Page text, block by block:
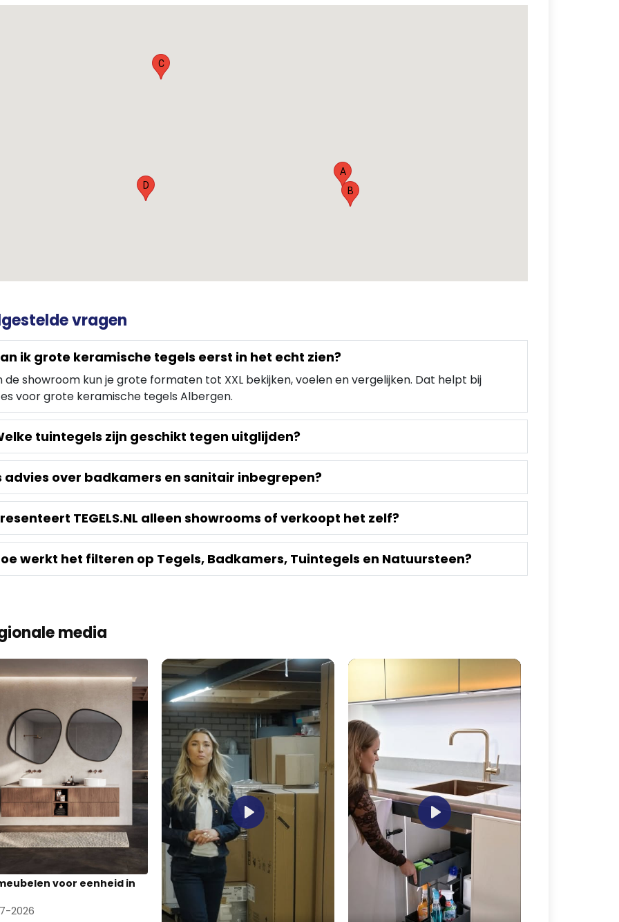
A
B
C
D
vragen
ik grote keramische tegels eerst in het echt zien?
de showroom kun je grote formaten tot XXL bekijken, voelen en vergelijken. Dat helpt bij
voor grote keramische tegels Albergen.
tuintegels zijn geschikt tegen uitglijden?
advies over badkamers en sanitair inbegrepen?
TEGELS.NL alleen showrooms of verkoopt het zelf?
werkt het filteren op Tegels, Badkamers, Tuintegels en Natuursteen?
media
voor eenheid in
2026
Play Play